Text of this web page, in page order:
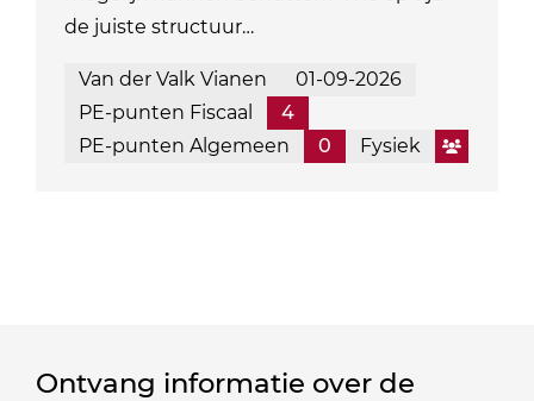
de juiste structuur…
Van der Valk Vianen
01-09-2026
PE-punten Fiscaal
4
PE-punten Algemeen
0 Fysiek
Ontvang informatie over de